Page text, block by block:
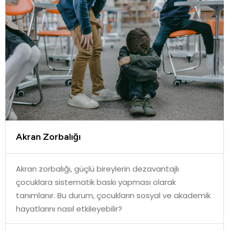
Akran Zorbalığı
Akran zorbalığı, güçlü bireylerin dezavantajlı
çocuklara sistematik baskı yapması olarak
tanımlanır. Bu durum, çocukların sosyal ve akademik
hayatlarını nasıl etkileyebilir?